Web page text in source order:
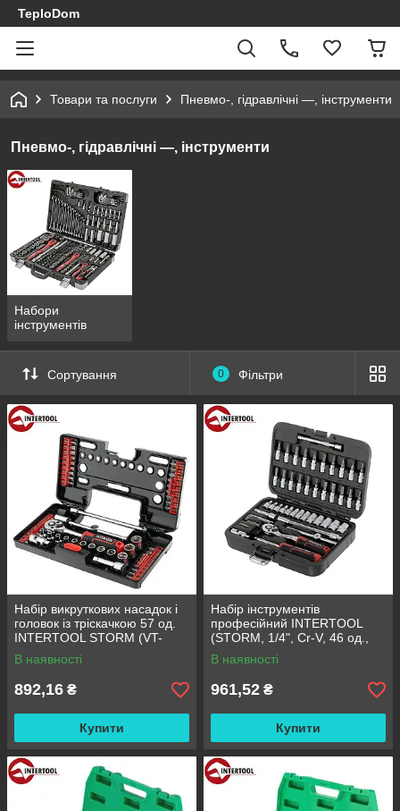
TeploDom
Товари та послуги Пневмо-, гідравлічні —, інструменти
Пневмо-, гідравлічні —, інструменти
Набори
інструментів
Сортування 0 Фільтри
Набір викруткових насадок і
головок із тріскачкою 57 од.
INTERTOOL STORM (VT-
3657)
В наявності
892,16 ₴
Купити
Набір інструментів
професійний INTERTOOL
(STORM, 1/4", Cr-V, 46 од.,
головки: 4-14 мм, біти 21 од.)
(ET-8046)
В наявності
961,52 ₴
Купити